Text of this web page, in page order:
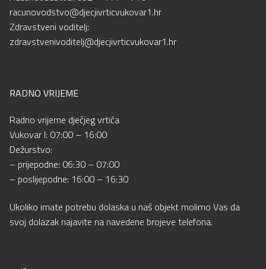
racunovodstvo@djecjivrticvukovar1.hr
Zdravstveni voditelj:
zdravstvenivoditelj@djecjivrticvukovar1.hr
RADNO VRIJEME
Radno vrijeme dječjeg vrtića
Vukovar I: 07:00 – 16:00
Dežurstvo:
– prijepodne: 06:30 – 07:00
– poslijepodne: 16:00 – 16:30
Ukoliko imate potrebu dolaska u naš objekt molimo Vas da
svoj dolazak najavite na navedene brojeve telefona.